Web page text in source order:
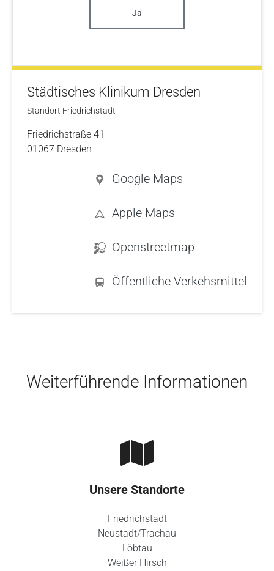
Ja
Städtisches Klinikum Dresden
Standort Friedrichstadt
Friedrichstraße 41
01067 Dresden
Google Maps
Apple Maps
Openstreetmap
Öffentliche Verkehsmittel
Weiterführende Informationen
Unsere Standorte
Friedrichstadt
Neustadt/Trachau
Löbtau
Weißer Hirsch